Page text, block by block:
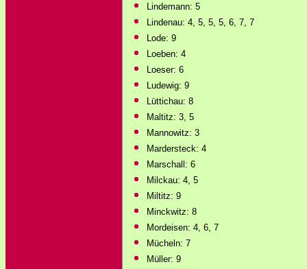
Lindemann: 5
Lindenau: 4, 5, 5, 5, 6, 7, 7
Lode: 9
Loeben: 4
Loeser: 6
Ludewig: 9
Lüttichau: 8
Maltitz: 3, 5
Mannowitz: 3
Mardersteck: 4
Marschall: 6
Milckau: 4, 5
Miltitz: 9
Minckwitz: 8
Mordeisen: 4, 6, 7
Mücheln: 7
Müller: 9